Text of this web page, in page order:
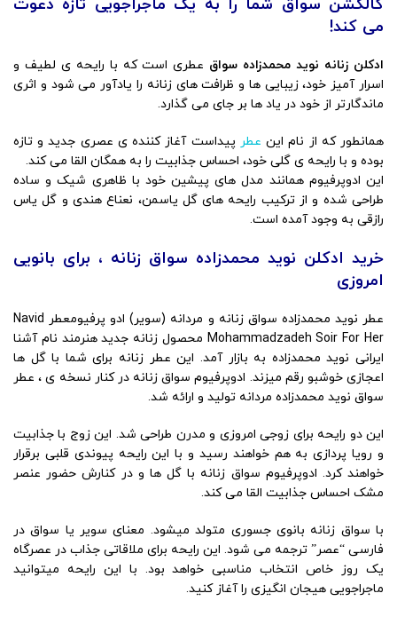
کالکشن سواق شما را به یک ماجراجویی تازه دعوت
می کند!
ادکلن زنانه نوید محمدزاده سواق عطری است که با رایحه ی لطیف و
اسرار آمیز خود، زیبایی ها و ظرافت های زنانه را یادآور می شود و اثری
ماندگارتر از خود در یاد ها بر جای می گذارد.
همانطور که از نام این عطر پیداست آغاز کننده ی عصری جدید و تازه
بوده و با رایحه ی گلی خود، احساس جذابیت را به همگان القا می کند.
این ادوپرفیوم همانند مدل های پیشین خود با ظاهری شیک و ساده
طراحی شده و از ترکیب رایحه های گل یاسمن، نعناع هندی و گل یاس
رازقی به وجود آمده است.
خرید ادکلن نوید محمدزاده سواق زنانه ، برای بانویی
امروزی
عطر نوید محمدزاده سواق زنانه و مردانه (سویر) ادو پرفیومعطر Navid
Mohammadzadeh Soir For Her محصول زنانه جدید هنرمند نام آشنا
ایرانی نوید محمدزاده به بازار آمد. این عطر زنانه برای شما با گل ها
اعجازی خوشبو رقم میزند. ادوپرفیوم سواق زنانه در کنار نسخه ی ، عطر
سواق نوید محمدزاده مردانه تولید و ارائه شد.
این دو رایحه برای زوجی امروزی و مدرن طراحی شد. این زوج با جذابیت
و رویا پردازی به هم خواهند رسید و با این رایحه پیوندی قلبی برقرار
خواهند کرد. ادوپرفیوم سواق زنانه با گل ها و در کنارش حضور عنصر
مشک احساس جذابیت القا می کند.
با سواق زنانه بانوی جسوری متولد میشود. معنای سویر یا سواق در
فارسی “عصر” ترجمه می شود. این رایحه برای ملاقاتی جذاب در عصرگاه
یک روز خاص انتخاب مناسبی خواهد بود. با این رایحه میتوانید
ماجراجویی هیجان انگیزی را آغاز کنید.